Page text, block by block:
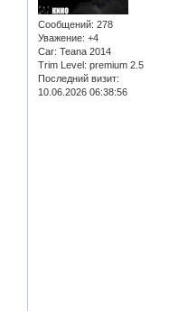
Сообщений: 278
Уважение: +4
Car: Teana 2014
Trim Level: premium 2.5
Последний визит:
10.06.2026 06:38:56